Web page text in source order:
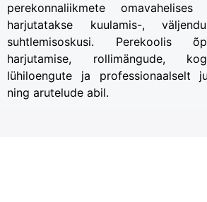
perekonnaliikmete
harjutatakse kuulamis-,
suhtlemisoskusi. Perekoolis
harjutamise, rollimängude,
lühiloengute ja professionaalselt
ning arutelude abil.